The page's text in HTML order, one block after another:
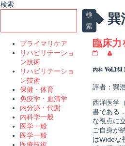
巽
臨床力
力
を
ッ
す
る
漢
方
published
on
臨
床
力
を
ア
ッ
内科 Vol.123
評者：巽
西洋医学
書である
な視点に
ご自身が
はWideな
Primary
検索
検
索
プライマリケア
リハビリテーショ
ン技術
リハビリテーショ
ン技術
保健・体育
免疫学・血清学
内分泌・代謝
内科学一般
医学一般
医学一般